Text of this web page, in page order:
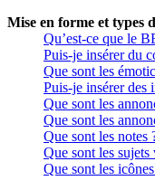
Mise en forme et types
Qu’est-ce que le
Puis-je insérer du
Que sont les
Puis-je insérer des
Que sont les
Que sont les
Que sont les notes
Que sont les
Que sont les